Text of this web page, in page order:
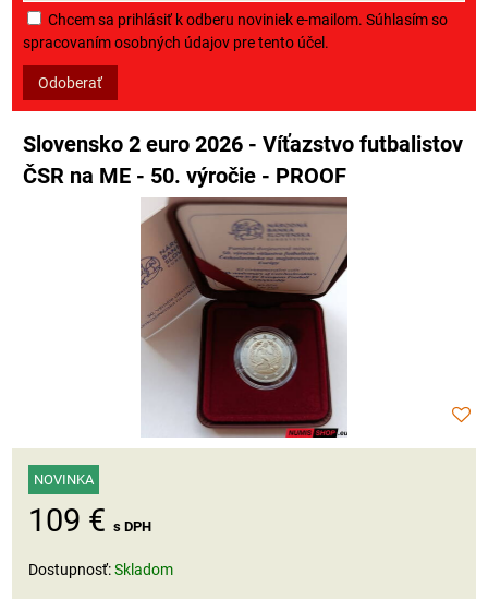
Chcem sa prihlásiť k odberu noviniek e-mailom. Súhlasím so
spracovaním osobných údajov pre tento účel.
Odoberať
Slovensko 2 euro 2026 - Víťazstvo futbalistov
ČSR na ME - 50. výročie - PROOF
NOVINKA
109 € s DPH
Dostupnosť:Skladom